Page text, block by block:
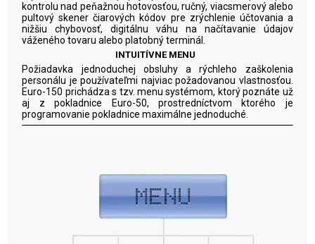
kontrolu nad peňažnou hotovosťou, ručný, viacsmerový alebo
pultový skener čiarových kódov pre zrýchlenie účtovania a
nižšiu chybovosť, digitálnu váhu na načítavanie údajov
váženého tovaru alebo platobný terminál.
INTUITÍVNE MENU
Požiadavka jednoduchej obsluhy a rýchleho zaškolenia
personálu je používateľmi najviac požadovanou vlastnosťou.
Euro-150 prichádza s tzv. menu systémom, ktorý poznáte už
aj z pokladnice Euro-50, prostredníctvom ktorého je
programovanie pokladnice maximálne jednoduché.